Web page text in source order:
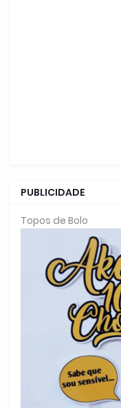
PUBLICIDADE
Topos de Bolo